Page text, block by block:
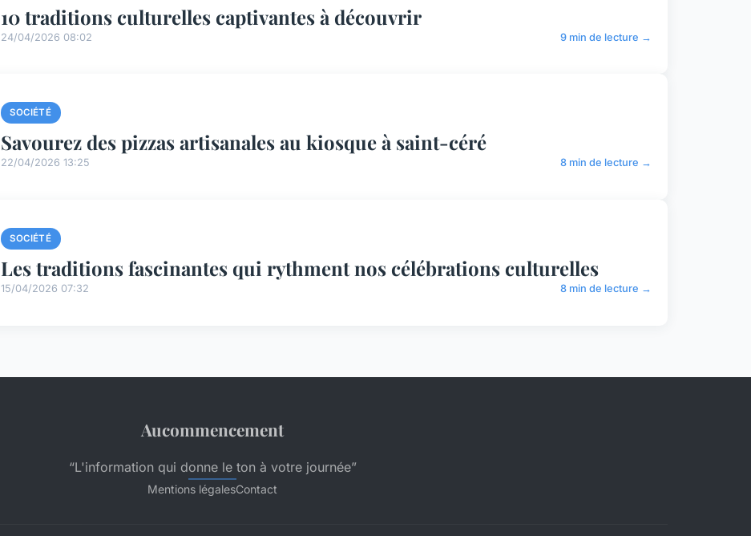
10 traditions culturelles captivantes à découvrir
24/04/2026 08:02 9 min de lecture →
SOCIÉTÉ
Savourez des pizzas artisanales au kiosque à saint-céré
22/04/2026 13:25 8 min de lecture →
SOCIÉTÉ
Les traditions fascinantes qui rythment nos célébrations culturelles
15/04/2026 07:32 8 min de lecture →
Aucommencement
“L'information qui donne le ton à votre journée”
Mentions légalesContact